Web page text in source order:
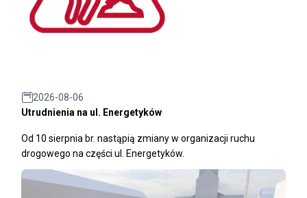
2026-08-06
Utrudnienia na ul. Energetyków
Od 10 sierpnia br. nastąpią zmiany w organizacji ruchu
drogowego na części ul. Energetyków.